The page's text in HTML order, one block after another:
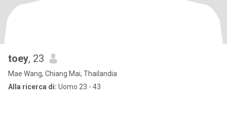
toey, 23
Mae Wang, Chiang Mai, Thailandia
Alla ricerca di: Uomo 23 - 43